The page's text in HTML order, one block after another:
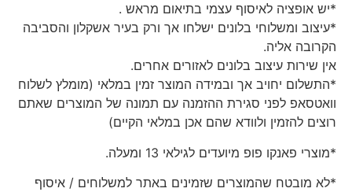
*יש אופציה לאיסוף עצמי בתיאום מראש .
*עיצוב ומשלוחי בלונים ישלחו אך ורק בעיר אשקלון והסביבה
הקרובה אליה.
אין שירות עיצוב בלונים לאזורים אחרים.
*התשלום יחויב אך ובמידה המוצר זמין במלאי (מומלץ לשלוח
וואטסאפ לפני סגירת ההזמנה עם תמונה של המוצרים שאתם
רוצים להזמין ולוודא שהם אכן במלאי הקיים)
*מוצרי פאנקו פופ מיועדים לגילאי 13 ומעלה.
*לא מובטח שהמוצרים שזמינים באתר למשלוחים / איסוף